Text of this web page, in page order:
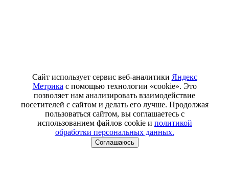
Сайт использует сервис веб-аналитики Яндекс
Метрика с помощью технологии «cookie». Это
позволяет нам анализировать взаимодействие
посетителей с сайтом и делать его лучше. Продолжая
пользоваться сайтом, вы соглашаетесь с
использованием файлов cookie и политикой
обработки персональных данных.
Соглашаюсь